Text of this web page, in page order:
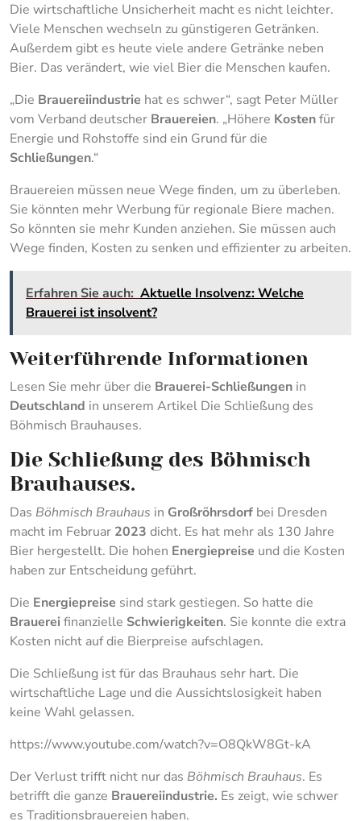
Die wirtschaftliche Unsicherheit macht es nicht leichter.
Viele Menschen wechseln zu günstigeren Getränken.
Außerdem gibt es heute viele andere Getränke neben
Bier. Das verändert, wie viel Bier die Menschen kaufen.
„Die Brauereiindustrie hat es schwer“, sagt Peter Müller
vom Verband deutscher Brauereien. „Höhere Kostenfür
Energie und Rohstoffe sind ein Grund für die
Schließungen.“
Brauereien müssen neue Wege finden, um zu überleben.
Sie könnten mehr Werbung für regionale Biere machen.
So könnten sie mehr Kunden anziehen. Sie müssen auch
Wege finden, Kosten zu senken und effizienter zu arbeiten.
Erfahren Sie auch: Aktuelle Insolvenz: Welche
Brauerei ist insolvent?
Weiterführende Informationen
Lesen Sie mehr über die Brauerei-Schließungen in
Deutschland in unserem Artikel Die Schließung des
Böhmisch Brauhauses.
Die Schließung des Böhmisch
Brauhauses.
Das Böhmisch Brauhaus in Großröhrsdorf bei Dresden
macht im Februar 2023 dicht. Es hat mehr als 130 Jahre
Bier hergestellt. Die hohen Energiepreise und die Kosten
haben zur Entscheidung geführt.
Die Energiepreise sind stark gestiegen. So hatte die
Brauerei finanzielle Schwierigkeiten. Sie konnte die extra
Kosten nicht auf die Bierpreise aufschlagen.
Die Schließung ist für das Brauhaus sehr hart. Die
wirtschaftliche Lage und die Aussichtslosigkeit haben
keine Wahl gelassen.
https://www.youtube.com/watch?v=O8QkW8Gt-kA
Der Verlust trifft nicht nur das Böhmisch Brauhaus. Es
betrifft die ganze Brauereiindustrie. Es zeigt, wie schwer
es Traditionsbrauereien haben.